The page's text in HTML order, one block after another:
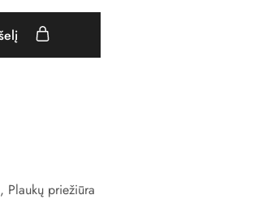
, Plaukų priežiūra